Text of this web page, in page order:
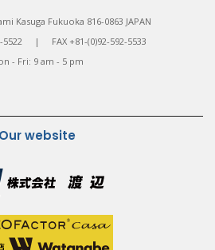
Kasuga Fukuoka 816-0863 JAPAN
5522 | FAX +81-(0)92-592-5533
- Fri: 9 am - 5 pm
Our website